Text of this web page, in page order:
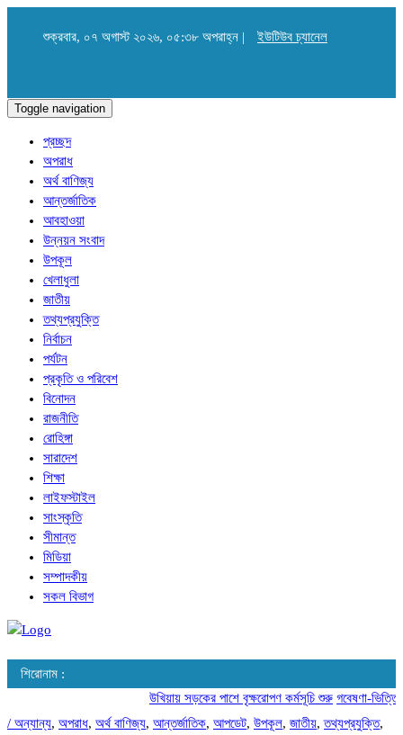
শুক্রবার, ০৭ অগাস্ট ২০২৬, ০৫:৩৮ অপরাহ্ন | ইউটিউব চ্যানেল
Toggle navigation
প্রচ্ছদ
অপরাধ
অর্থ বাণিজ্য
আন্তর্জাতিক
আবহাওয়া
উন্নয়ন সংবাদ
উপকূল
খেলাধুলা
জাতীয়
তথ্যপ্রযুক্তি
নির্বাচন
পর্যটন
প্রকৃতি ও পরিবেশ
বিনোদন
রাজনীতি
রোহিঙ্গা
সারাদেশ
শিক্ষা
লাইফস্টাইল
সাংস্কৃতি
সীমান্ত
মিডিয়া
সম্পাদকীয়
সকল বিভাগ
শিরোনাম :
উখিয়ায় সড়কের পাশে বৃক্ষরোপণ কর্মসূচি শুরু গবেষণা-ভিত্তিক
/ অন্যান্য, অপরাধ, অর্থ বাণিজ্য, আন্তর্জাতিক, আপডেট, উপকূল, জাতীয়,তথ্যপ্রযুক্তি,